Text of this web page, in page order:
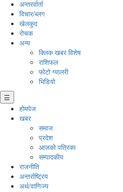
अन्तरर्वार्ता
विचार/ब्लग
खेलकुद
रोचक
अन्य
क्लिक खबर विशेष
राशिफल
फोटो ग्यालरी
भिडियो
☰
होमपेज
खबर
समाज
प्रदेश
आजको पत्रिका
सम्पादकीय
राजनीति
अन्तर्राष्ट्रिय
अर्थ/वाणिज्य